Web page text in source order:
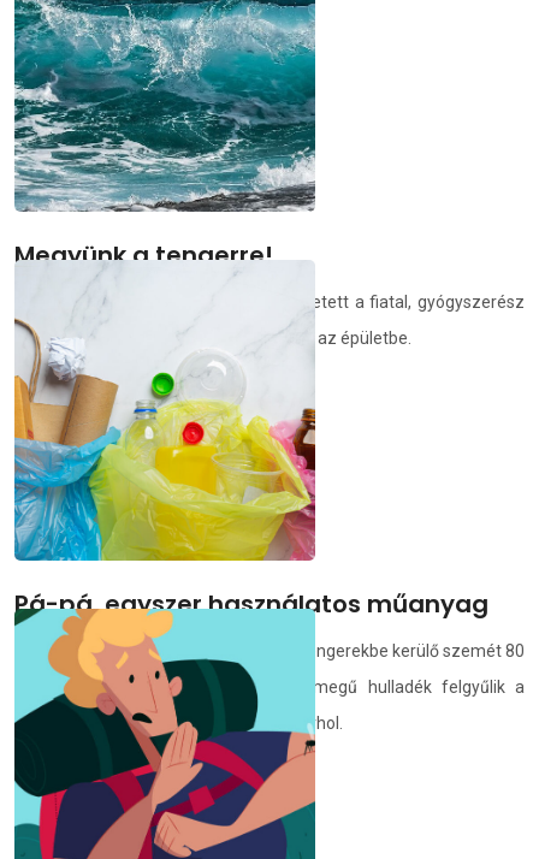
demedia.hu 2021.07.17.
Megyünk a tengerre!
A közös képviselő szomszéd becsöngetett a fiatal, gyógyszerész
házaspárhoz, akik nem régen költöztek az épületbe.
demedia.hu 2021.07.05.
Pá-pá, egyszer használatos műanyag
Az Európai Bizottság adatai szerint a tengerekbe kerülő szemét 80
százaléka műanyag. Ez az óriási tömegű hulladék felgyűlik a
tengereken, óceánokon, és igazából bárhol.
demedia.hu 2021.07.04.